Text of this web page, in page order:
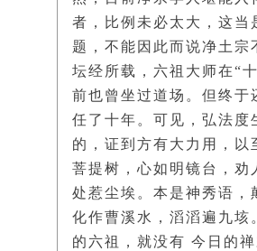
者，比例未必太大，这当
题，不能因此而说净土宗
坛经所载，六祖大师在“
前也曾坐过道场。但终于
任了十年。可见，弘法度
的，证到方有大力用，以
菩提树，心如明镜台，劝
处惹尘埃。本是神秀语，
化作曹溪水，滔滔遍九垓
的六祖，就没有 今日的